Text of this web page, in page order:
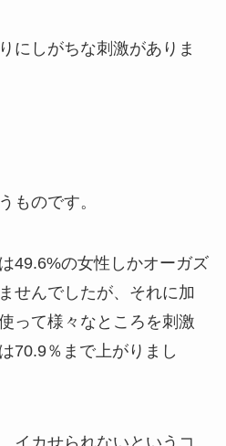
にしがちな刺激がありま
ものです。
49.6%の女性しかオーガズ
せんでしたが、それに加
って様々なところを刺激
70.9％まで上がりまし